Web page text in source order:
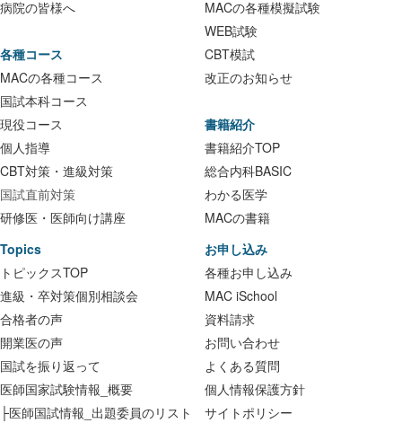
病院の皆様へ
各種コース
MACの各種コース
国試本科コース
現役コース
個人指導
CBT対策・進級対策
国試直前対策
研修医・医師向け講座
MACの各種模擬試験
WEB試験
CBT模試
改正のお知らせ
書籍紹介
書籍紹介TOP
総合内科BASIC
わかる医学
MACの書籍
Topics
トピックスTOP
進級・卒対策個別相談会
合格者の声
開業医の声
国試を振り返って
医師国家試験情報_概要
├医師国試情報_出題委員のリスト
お申し込み
各種お申し込み
MAC iSchool
資料請求
お問い合わせ
よくある質問
個人情報保護方針
サイトポリシー